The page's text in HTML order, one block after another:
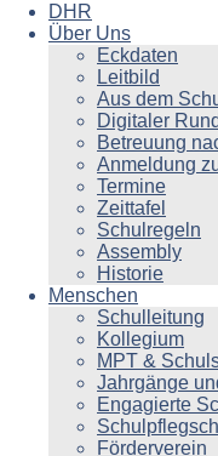
DHR
Über Uns
Eckdaten
Leitbild
Aus dem
Digitaler
Betreuung
Anmeldung
Termine
Zeittafel
Schulregeln
Assembly
Historie
Menschen
Schulleitung
Kollegium
MPT &
Jahrgänge
Engagierte
Förderverein